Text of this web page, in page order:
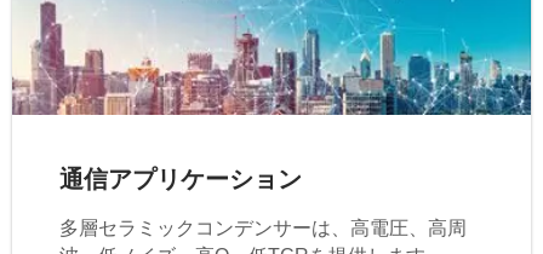
通信アプリケーション
多層セラミックコンデンサーは、高電圧、高周